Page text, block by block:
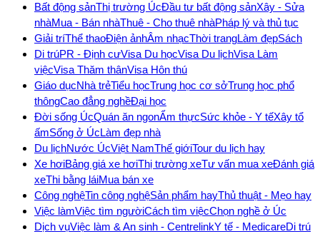
Bất động sảnThị trường ÚcĐầu tư bất động sảnXây - Sửa
nhàMua - Bán nhàThuê - Cho thuê nhàPháp lý và thủ tục
Giải tríThể thaoĐiện ảnhÂm nhạcThời trangLàm đẹpSách
Di trúPR - Định cưVisa Du họcVisa Du lịchVisa Làm
việcVisa Thăm thânVisa Hôn thú
Giáo dụcNhà trẻTiểu họcTrung học cơ sởTrung học phổ
thôngCao đẳng nghềĐại học
Đời sống ÚcQuán ăn ngonẨm thựcSức khỏe - Y tếXây tổ
ấmSống ở ÚcLàm đẹp nhà
Du lịchNước ÚcViệt NamThế giớiTour du lịch hay
Xe hơiBảng giá xe hơiThị trường xeTư vấn mua xeĐánh giá
xeThi bằng láiMua bán xe
Công nghệTin công nghệSản phẩm hayThủ thuật - Mẹo hay
Việc làmViệc tìm ngườiCách tìm việcChọn nghề ở Úc
Dịch vụViệc làm & An sinh - CentrelinkY tế - MedicareDi trú